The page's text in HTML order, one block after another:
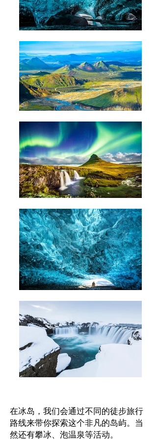
在冰岛，我们会通过不同的徒步旅行
路线来带你探索这个非凡的岛屿。当
然还有攀冰、泡温泉等活动。